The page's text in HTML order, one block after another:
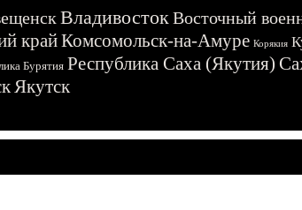
ВладивостокВосточный
крайКомсомольск-на-Амуре Корякия
Бурятия Республика Саха (Якутия)
Якутск